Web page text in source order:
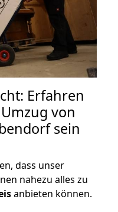
Erfahren
von
sein
dass unser
nahezu alles zu
anbieten können.